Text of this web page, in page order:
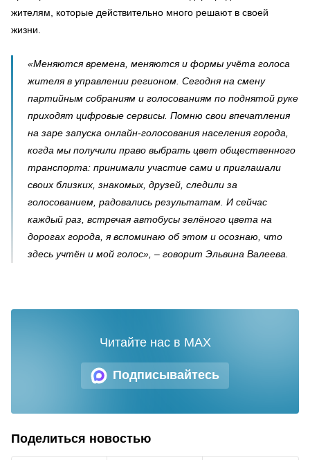
жителям, которые действительно много решают в своей
жизни.
«Меняются времена, меняются и формы учёта голоса
жителя в управлении регионом. Сегодня на смену
партийным собраниям и голосованиям по поднятой руке
приходят цифровые сервисы. Помню свои впечатления
на заре запуска онлайн-голосования населения города,
когда мы получили право выбрать цвет общественного
транспорта: принимали участие сами и приглашали
своих близких, знакомых, друзей, следили за
голосованием, радовались результатам. И сейчас
каждый раз, встречая автобусы зелёного цвета на
дорогах города, я вспоминаю об этом и осознаю, что
здесь учтён и мой голос», – говорит Эльвина Валеева.
Подписывайтесь
Читайте нас в MAX
Поделиться новостью